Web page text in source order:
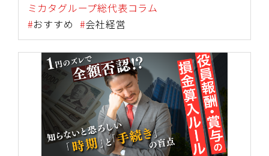
ミカタグループ総代表コラム
おすすめ
会社経営